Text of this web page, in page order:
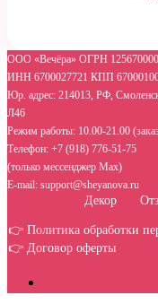
ООО «Вечёра» ОГРН
ИНН 6700027721 КПП
Юр. адрес: 214013, РФ,
Л46
Режим работы: 10.00-21.00
Телефон: +7 (918) 776-51-75
(только мессенджер Max)
E-mail: support@sheyanova.ru
Декор
👉 Политика обработки
👉 Договор оферты